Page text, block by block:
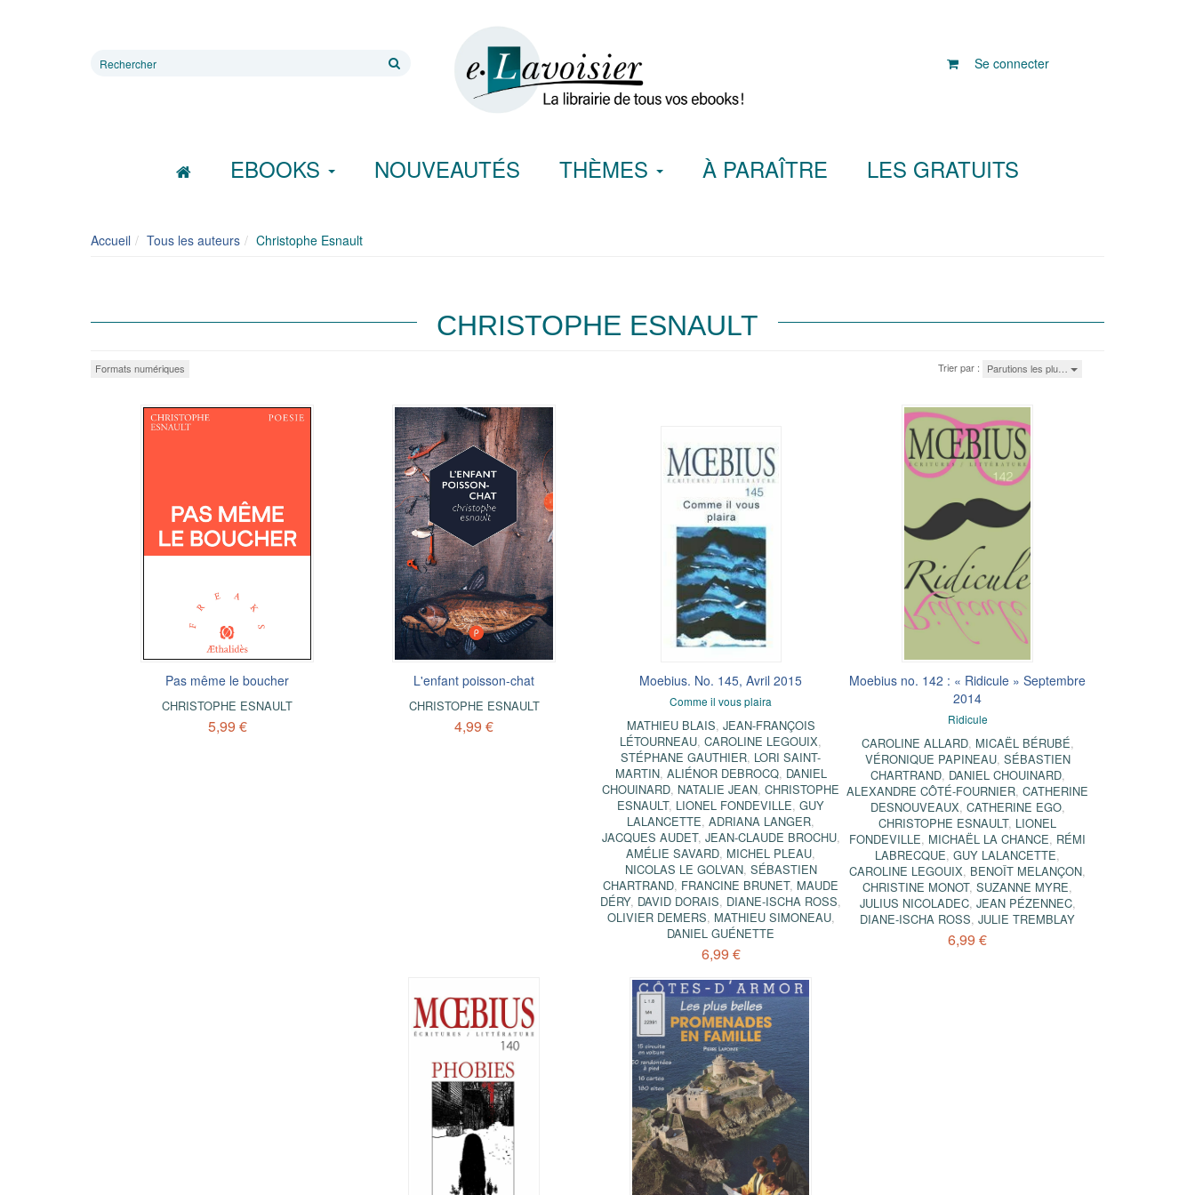
Rechercher
Se connecter
EBOOKS NOUVEAUTÉS THÈMES À PARAÎTRE LES GRATUITS
Accueil Tous les auteurs Christophe Esnault
CHRISTOPHE ESNAULT
Formats numériques Trier par : Parutions les plu…
Pas même le boucher
CHRISTOPHE ESNAULT
5,99 €
L'enfant poisson-chat
CHRISTOPHE ESNAULT
4,99 €
Moebius. No. 145, Avril 2015
Comme il vous plaira
MATHIEU BLAIS, JEAN-FRANÇOIS
LÉTOURNEAU,CAROLINE LEGOUIX,
STÉPHANE GAUTHIER, LORI SAINT-
MARTIN, ALIÉNOR DEBROCQ, DANIEL
CHOUINARD, NATALIE JEAN,CHRISTOPHE
ESNAULT, LIONEL FONDEVILLE,GUY
LALANCETTE,ADRIANA LANGER,
JACQUES AUDET, JEAN-CLAUDE BROCHU,
AMÉLIE SAVARD, MICHEL PLEAU,
NICOLAS LE GOLVAN, SÉBASTIEN
CHARTRAND, FRANCINE BRUNET, MAUDE
DÉRY, DAVID DORAIS, DIANE-ISCHA ROSS,
OLIVIER DEMERS, MATHIEU SIMONEAU,
DANIEL GUÉNETTE
6,99 €
Moebius no. 142 : « Ridicule » Septembre
2014
Ridicule
CAROLINE ALLARD, MICAËL BÉRUBÉ,
VÉRONIQUE PAPINEAU, SÉBASTIEN
CHARTRAND, DANIEL CHOUINARD,
ALEXANDRE CÔTÉ-FOURNIER,CATHERINE
DESNOUVEAUX, CATHERINE EGO,
CHRISTOPHE ESNAULT, LIONEL
FONDEVILLE, MICHAËL LA CHANCE, RÉMI
LABRECQUE,GUY LALANCETTE,
CAROLINE LEGOUIX, BENOÎT MELANÇON,
CHRISTINE MONOT,SUZANNE MYRE,
JULIUS NICOLADEC, JEAN PÉZENNEC,
DIANE-ISCHA ROSS,JULIE TREMBLAY
6,99 €